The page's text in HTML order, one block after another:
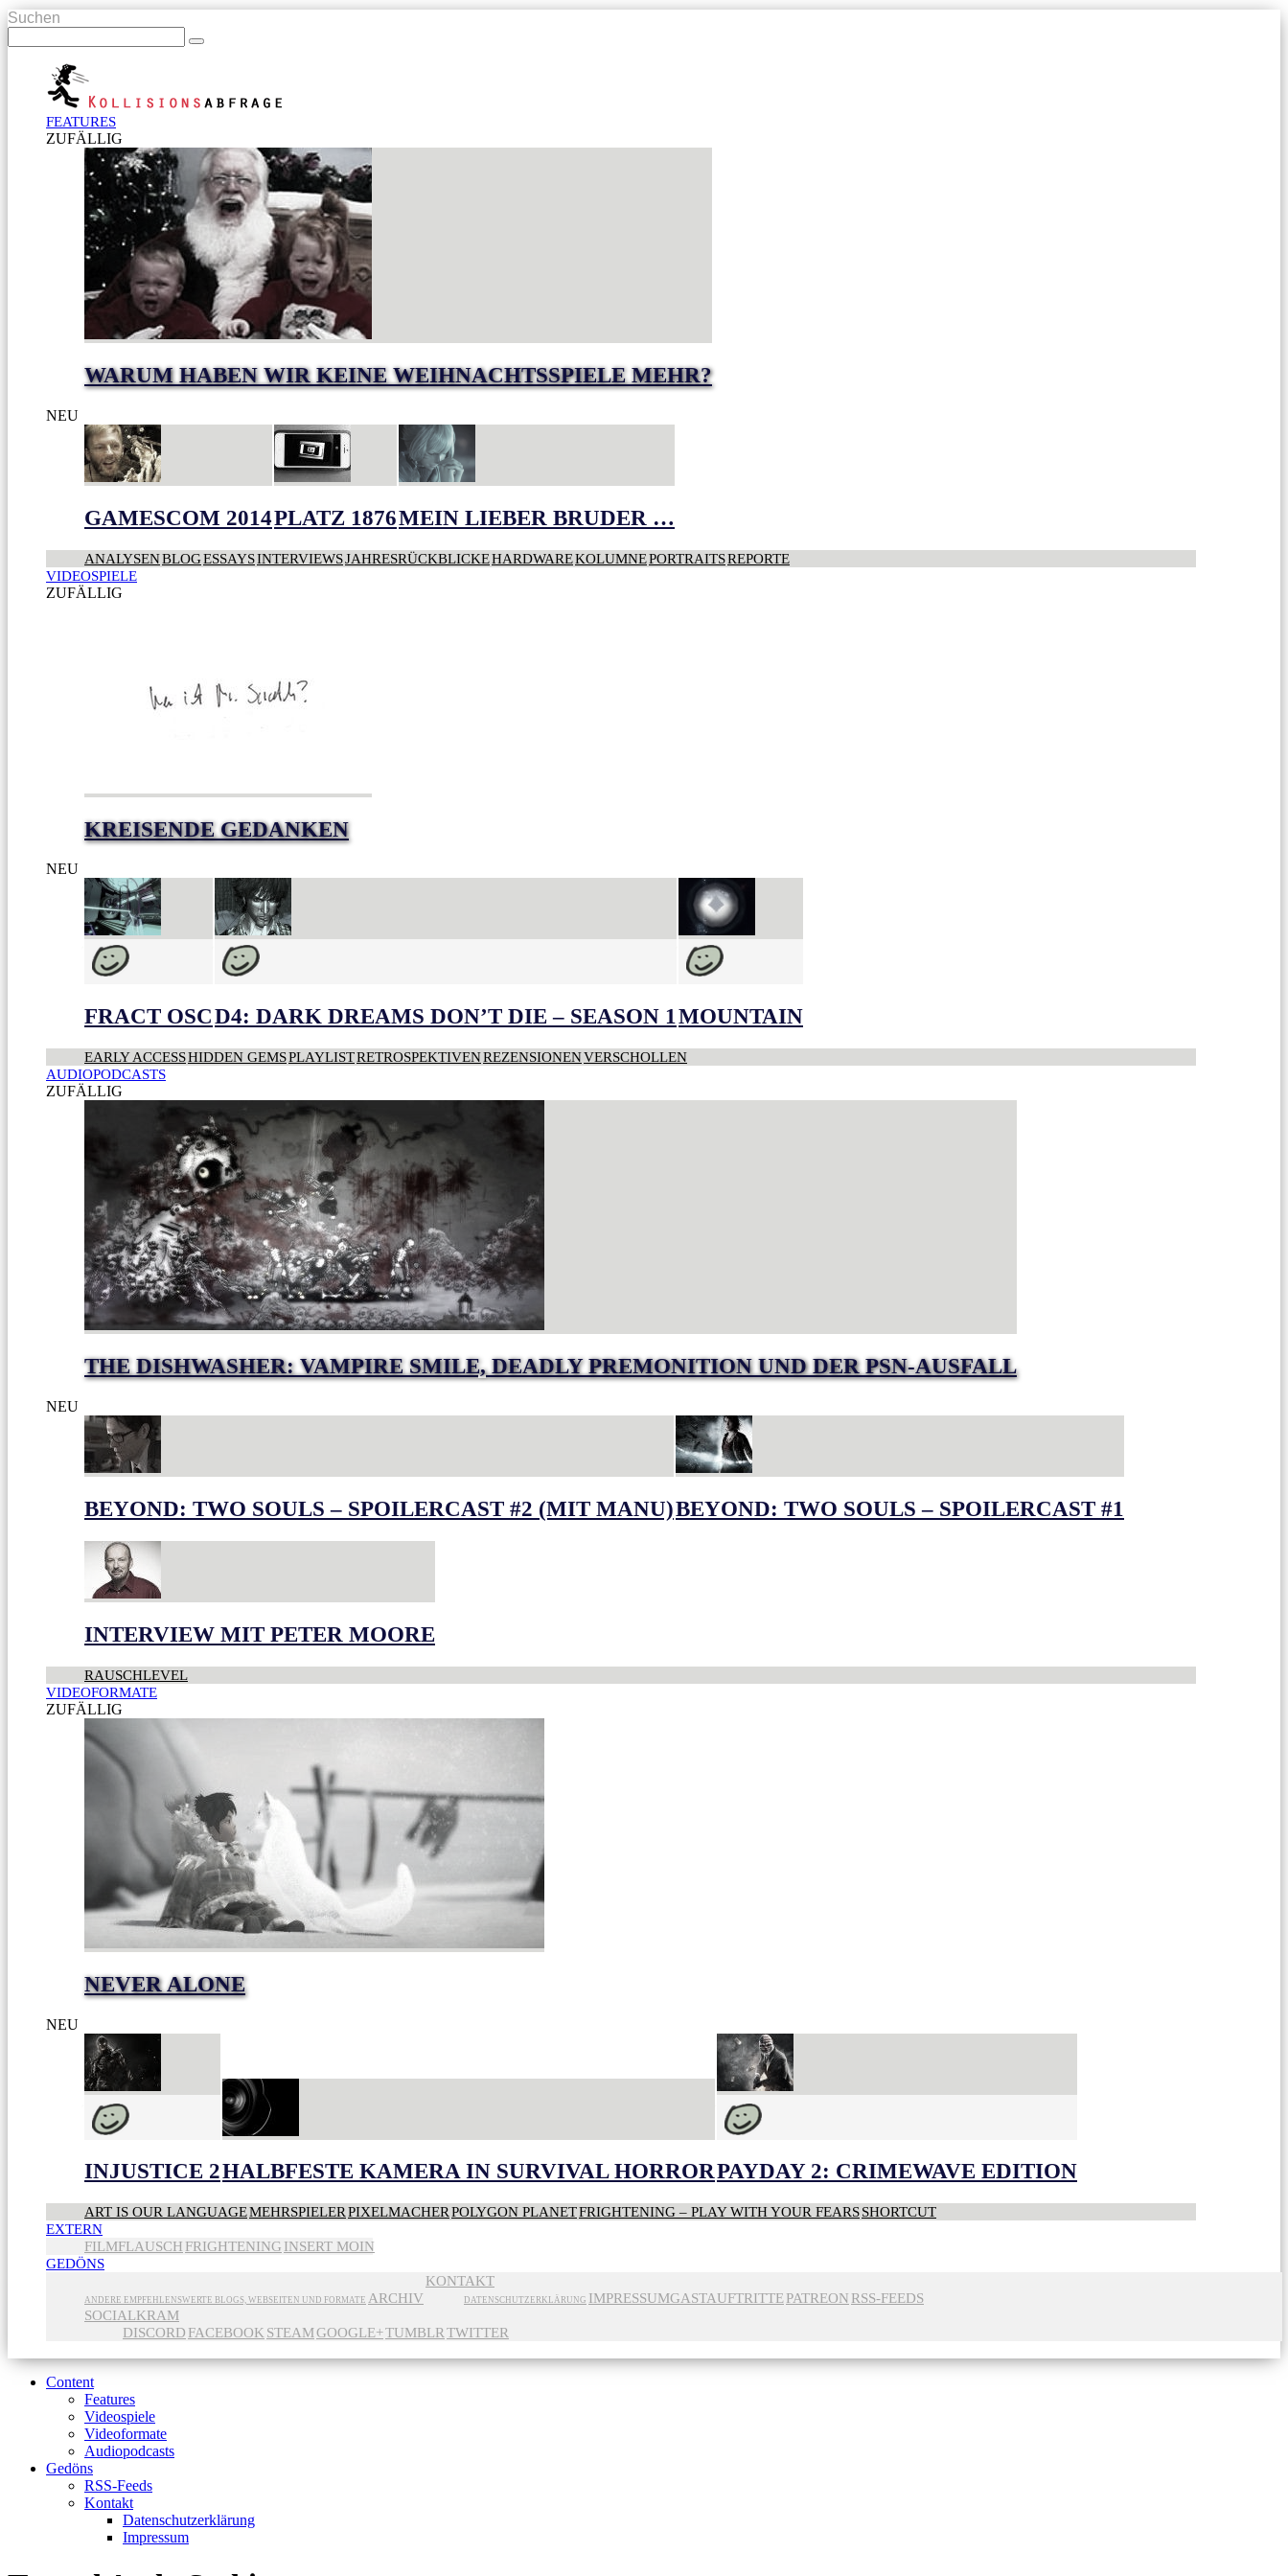
Suchen
FEATURES
ZUFÄLLIG
WARUM HABEN WIR KEINE WEIHNACHTSSPIELE MEHR?
NEU
GAMESCOM 2014PLATZ 1876MEIN LIEBER BRUDER …
ANALYSENBLOGESSAYSINTERVIEWSJAHRESRÜCKBLICKEHARDWAREKOLUMNEPORTRAITSREPORTE
VIDEOSPIELE
ZUFÄLLIG
KREISENDE GEDANKEN
NEU
FRACT OSCD4: DARK DREAMS DON’T DIE – SEASON 1MOUNTAIN
EARLY ACCESSHIDDEN GEMSPLAYLISTRETROSPEKTIVENREZENSIONENVERSCHOLLEN
AUDIOPODCASTS
ZUFÄLLIG
THE DISHWASHER: VAMPIRE SMILE, DEADLY PREMONITION UND DER PSN-AUSFALL
NEU
BEYOND: TWO SOULS – SPOILERCAST #2 (MIT MANU)BEYOND: TWO SOULS – SPOILERCAST #1
INTERVIEW MIT PETER MOORE
RAUSCHLEVEL
VIDEOFORMATE
ZUFÄLLIG
NEVER ALONE
NEU
INJUSTICE 2HALBFESTE KAMERA IN SURVIVAL HORRORPAYDAY 2: CRIMEWAVE EDITION
ART IS OUR LANGUAGEMEHRSPIELERPIXELMACHERPOLYGON PLANETFRIGHTENING – PLAY WITH YOUR FEARSSHORTCUT
EXTERN
FILMFLAUSCH FRIGHTENING INSERT MOIN
GEDÖNS
ANDERE EMPFEHLENSWERTE BLOGS, WEBSEITEN UND FORMATE ARCHIV
KONTAKT
DATENSCHUTZERKLÄRUNG IMPRESSUMGASTAUFTRITTEPATREON RSS-FEEDS
SOCIALKRAM
DISCORD FACEBOOK STEAMGOOGLE+TUMBLRTWITTER
Content
Features
Videospiele
Videoformate
Audiopodcasts
Gedöns
RSS-Feeds
Kontakt
Datenschutzerklärung
Impressum